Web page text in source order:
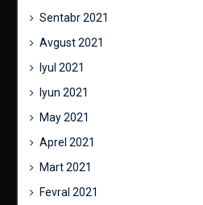
Sentabr 2021
Avgust 2021
Iyul 2021
Iyun 2021
May 2021
Aprel 2021
Mart 2021
Fevral 2021